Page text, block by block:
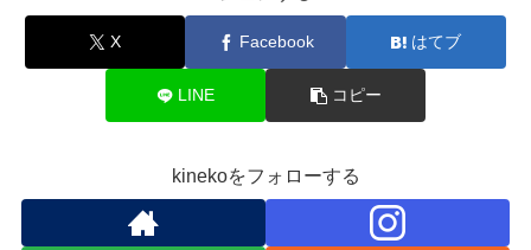
X Facebook はてブ
LINE コピー
kinekoをフォローする